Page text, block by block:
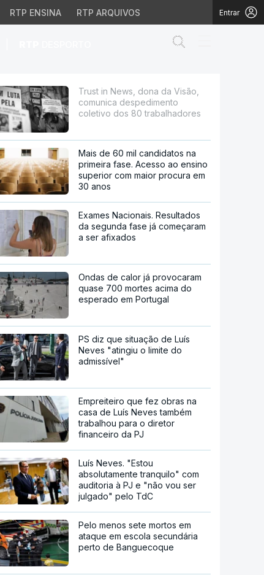
RTP ENSINA RTP ARQUIVOS Entrar
coletivo
Trust in News, dona da Visão,
comunica despedimento
coletivo dos 80 trabalhadores
Mais de 60 mil candidatos na
primeira fase. Acesso ao ensino
superior com maior procura em
30 anos
Exames Nacionais. Resultados
da segunda fase já começaram
a ser afixados
Ondas de calor já provocaram
quase 700 mortes acima do
esperado em Portugal
PS diz que situação de Luís
Neves "atingiu o limite do
admissível"
Empreiteiro que fez obras na
casa de Luís Neves também
trabalhou para o diretor
financeiro da PJ
Luís Neves. "Estou
absolutamente tranquilo" com
auditoria à PJ e "não vou ser
julgado" pelo TdC
Pelo menos sete mortos em
ataque em escola secundária
perto de Banguecoque